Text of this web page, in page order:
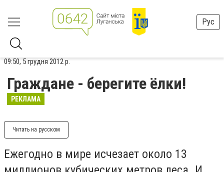
Рус
09:50, 5 грудня 2012 р.
Граждане - берегите ёлки!
РЕКЛАМА
Читать на русском
Ежегодно в мире исчезает около 13